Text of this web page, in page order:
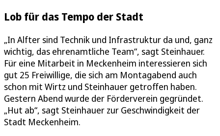
Lob für das Tempo der Stadt
„In Alfter sind Technik und Infrastruktur da und, ganz
wichtig, das ehrenamtliche Team“, sagt Steinhauer.
Für eine Mitarbeit in Meckenheim interessieren sich
gut 25 Freiwillige, die sich am Montagabend auch
schon mit Wirtz und Steinhauer getroffen haben.
Gestern Abend wurde der Förderverein gegründet.
„Hut ab“, sagt Steinhauer zur Geschwindigkeit der
Stadt Meckenheim.